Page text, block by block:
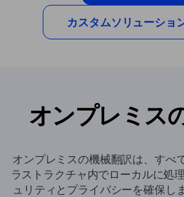
カスタムソリューショ
オンプレミス
オンプレミスの機械翻訳は、すべ
ラストラクチャ内でローカルに処
ュリティとプライバシーを確​​保し